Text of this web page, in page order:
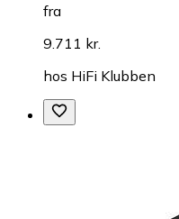
fra
9.711 kr.
hos HiFi Klubben